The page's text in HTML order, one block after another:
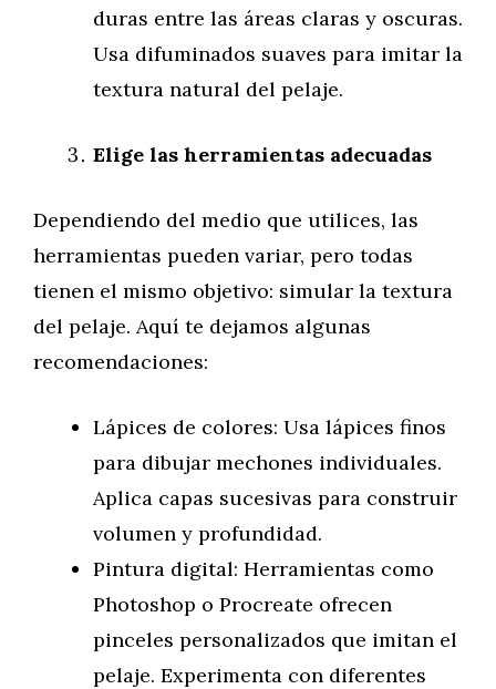
duras entre las áreas claras y oscuras.
Usa difuminados suaves para imitar la
textura natural del pelaje.
Elige las herramientas adecuadas
Dependiendo del medio que utilices, las
herramientas pueden variar, pero todas
tienen el mismo objetivo: simular la textura
del pelaje. Aquí te dejamos algunas
recomendaciones:
Lápices de colores: Usa lápices finos
para dibujar mechones individuales.
Aplica capas sucesivas para construir
volumen y profundidad.
Pintura digital: Herramientas como
Photoshop o Procreate ofrecen
pinceles personalizados que imitan el
pelaje. Experimenta con diferentes